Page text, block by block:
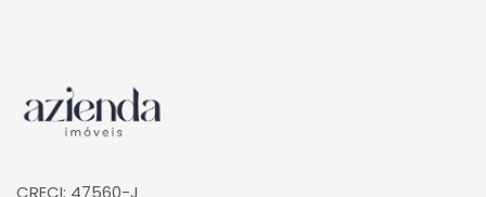
Página inicial